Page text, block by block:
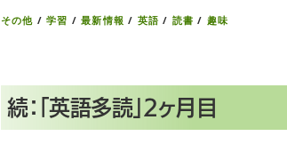
その他 /学習 /最新情報 / 英語 / 読書 / 趣味
続：「英語多読」2ヶ月目